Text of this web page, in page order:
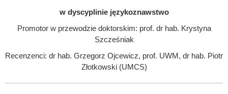
w dyscyplinie językoznawstwo
Promotor w przewodzie doktorskim: prof. dr hab. Krystyna
Szcześniak
Recenzenci: dr hab. Grzegorz Ojcewicz, prof. UWM, dr hab. Piotr
Złotkowski (UMCS)